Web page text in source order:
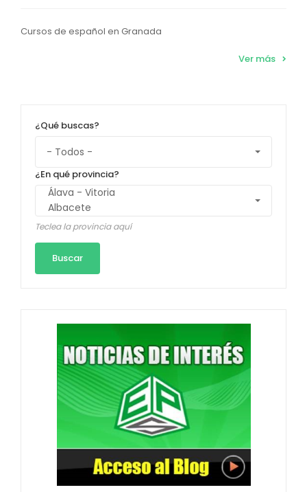
Cursos de español en Granada
Ver más
¿Qué buscas?
¿En qué provincia?
Teclea la provincia aquí